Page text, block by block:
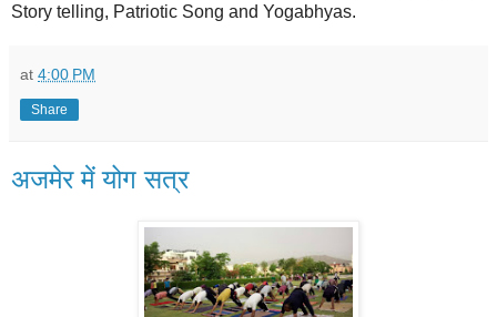
Story telling, Patriotic Song and Yogabhyas.
at 4:00 PM
Share
अजमेर में योग सत्र